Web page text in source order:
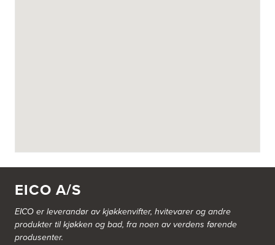
2634 Fåvang
http://www.designa.no
Nordåsdalen 25
5235 Rådal
Tel.:93451469
EICO A/S
EICO er leverandør av kjøkkenvifter, hvitevarer og andre
produkter til kjøkken og bad, fra noen av verdens førende
produsenter.